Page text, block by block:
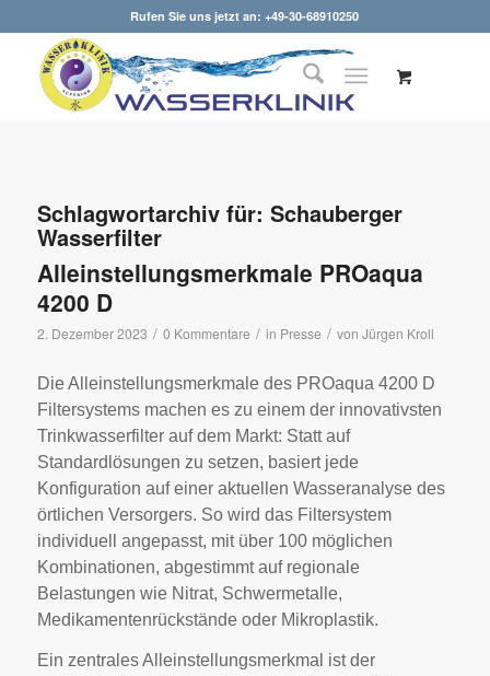
Rufen Sie uns jetzt an: +49-30-68910250
Schlagwortarchiv für: Schauberger
Wasserfilter
Alleinstellungsmerkmale PROaqua
4200 D
2. Dezember 2023 / 0 Kommentare / in Presse / von Jürgen Kroll
Die Alleinstellungsmerkmale des PROaqua 4200 D
Filtersystems machen es zu einem der innovativsten
Trinkwasserfilter auf dem Markt: Statt auf
Standardlösungen zu setzen, basiert jede
Konfiguration auf einer aktuellen Wasseranalyse des
örtlichen Versorgers. So wird das Filtersystem
individuell angepasst, mit über 100 möglichen
Kombinationen, abgestimmt auf regionale
Belastungen wie Nitrat, Schwermetalle,
Medikamentenrückstände oder Mikroplastik.
Ein zentrales Alleinstellungsmerkmal ist der